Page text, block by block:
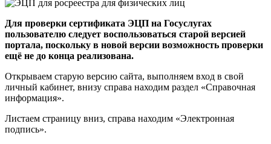
Для проверки сертификата ЭЦП на Госуслугах
пользователю следует воспользоваться старой версией
портала, поскольку в новой версии возможность проверки
ещё не до конца реализована.
Открываем старую версию сайта, выполняем вход в свой
личный кабинет, внизу справа находим раздел «Справочная
информация».
Листаем страницу вниз, справа находим «Электронная
подпись».